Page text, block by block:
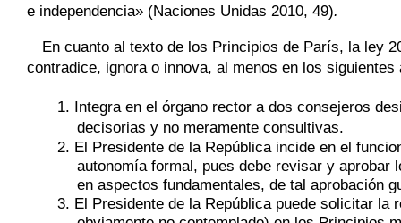
e independencia» (Naciones Unidas 2010, 49).
En cuanto al texto de los Principios de París, la ley
contradice, ignora o innova, al menos en los
1. Integra en el órgano rector a dos consejeros
decisorias y no meramente consultivas.
2. El Presidente de la República incide en el
autonomía formal, pues debe revisar y aprobar
en aspectos fundamentales, de tal aprobación
3. El Presidente de la República puede solicitar la